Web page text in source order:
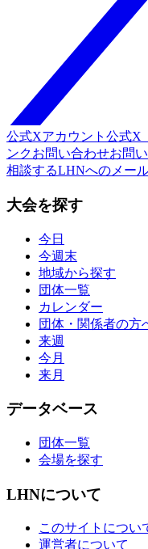
公式Xアカウント 公式X
ンクお問い合わせお問
相談するLHNへのメー
大会を探す
今日
今週末
地域から探す
団体一覧
カレンダー
団体・関係者の方
来週
今月
来月
データベース
団体一覧
会場を探す
LHNについて
このサイトについ
運営者について